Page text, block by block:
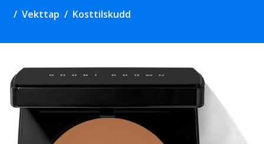
Vekttap Kosttilskudd